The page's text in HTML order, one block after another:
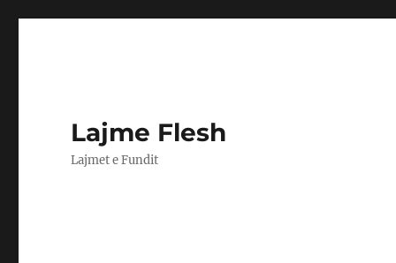
Lajme Flesh
Lajmet e Fundit